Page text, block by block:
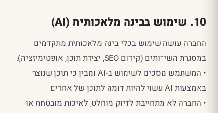
10. שימוש בבינה מלאכותית (AI)
החברה עושה שימוש בכלי בינה מלאכותית מתקדמים
במסגרת השירותים (קידום SEO, יצירת תוכן, אופטימיזציה).
• המשתמש מסכים לשימוש ב-AI ומבין כי תוכן שנוצר
באמצעות AI עשוי להיות דומה לתוכן של אחרים
• החברה לא מתחייבת לדיוק מוחלט, לאיכות מובטחת או